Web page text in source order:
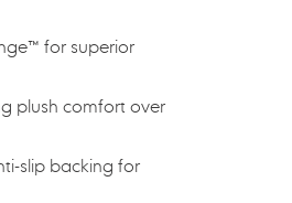
for superior
plush comfort over
slip backing for